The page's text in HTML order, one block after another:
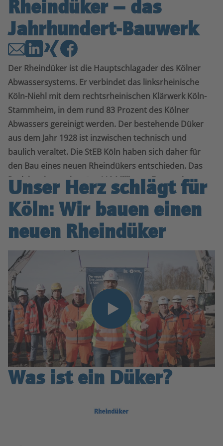
Rheindüker – das
Jahrhundert-Bauwerk
Der Rheindüker ist die Hauptschlagader des Kölner
Abwassersystems. Er verbindet das linksrheinische
Köln-Niehl mit dem rechtsrheinischen Klärwerk Köln-
Stammheim, in dem rund 83 Prozent des Kölner
Abwassers gereinigt werden. Der bestehende Düker
aus dem Jahr 1928 ist inzwischen technisch und
baulich veraltet. Die StEB Köln haben sich daher für
den Bau eines neuen Rheindükers entschieden. Das
Projektvolumen beträgt 110 Millionen Euro – eine
Investition in die Zukunft!
Unser Herz schlägt für
Köln: Wir bauen einen
neuen Rheindüker
Was ist ein Düker?